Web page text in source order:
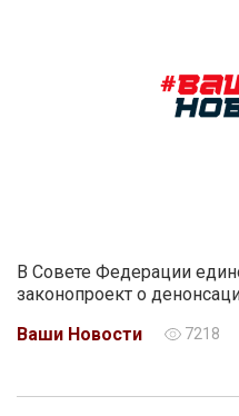
В Совете Федерации
законопроект о
Ваши Новости
7218